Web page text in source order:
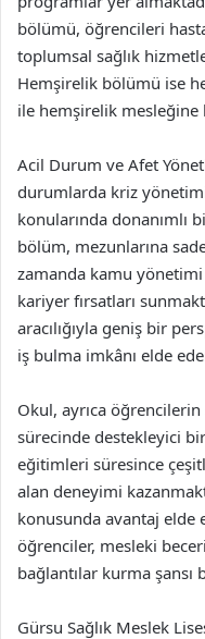
bölümü, öğrencileri
toplumsal sağlık
Hemşirelik bölümü ise
ile hemşirelik mesleğine
Acil Durum ve Afet
durumlarda kriz
konularında donanımlı
bölüm, mezunlarına
zamanda kamu
kariyer fırsatları
aracılığıyla geniş bir
iş bulma imkânı elde
Okul, ayrıca
sürecinde destekleyici
eğitimleri süresince
alan deneyimi
konusunda avantaj elde
öğrenciler, mesleki
bağlantılar kurma şansı
Gürsu Sağlık Meslek